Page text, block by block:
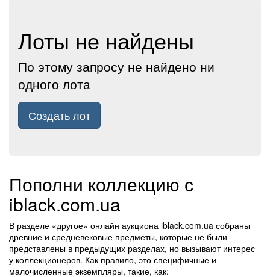
Лоты не найдены
По этому запросу не найдено ни
одного лота
Создать лот
Пополни коллекцию с
iblack.com.ua
В разделе «другое» онлайн аукциона iblack.com.ua собраны
древние и средневековые предметы, которые не были
представлены в предыдущих разделах, но вызывают интерес
у коллекционеров. Как правило, это специфичные и
малочисленные экземпляры, такие, как: